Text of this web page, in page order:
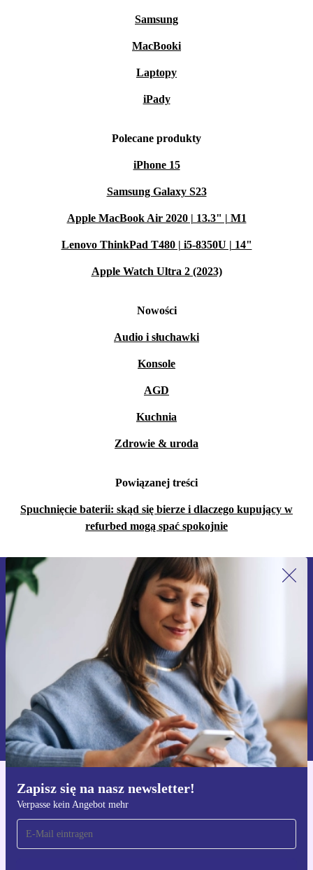
Samsung
MacBooki
Laptopy
iPady
Polecane produkty
iPhone 15
Samsung Galaxy S23
Apple MacBook Air 2020 | 13.3" | M1
Lenovo ThinkPad T480 | i5-8350U | 14"
Apple Watch Ultra 2 (2023)
Nowości
Audio i słuchawki
Konsole
AGD
Kuchnia
Zdrowie & uroda
Powiązanej treści
Spuchnięcie baterii: skąd się bierze i dlaczego kupujący w
refurbed mogą spać spokojnie
Zapisz się na nasz newsletter!
Verpasse kein Angebot mehr
Zapisz się na nasz newsletter!
Nie przegap żadnej oferty.
Zarejestruj się
Informacje na temat używania danych osobowych znajdują się w
naszej
Polityce prywatności
Pobierz aplikację refurbed
Dla iOS i Android